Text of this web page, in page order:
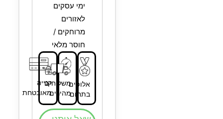
ימי עסקים
לאזורים
מרוחקים /
חוסר מלאי
אלופים
בתחום
משלוחים
מהירים
קנייה
מאובטחת